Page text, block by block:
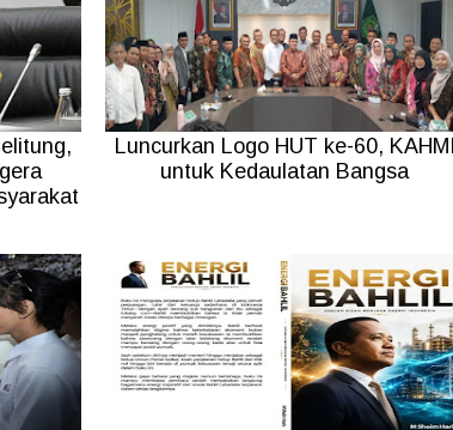
Luncurkan Logo HUT ke-60, KAHMI
untuk Kedaulatan Bangsa